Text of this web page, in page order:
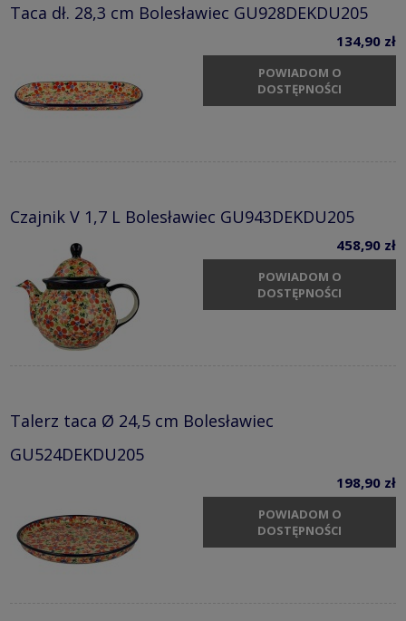
Taca dł. 28,3 cm Bolesławiec GU928DEKDU205
134,90 zł
POWIADOM O
DOSTĘPNOŚCI
Czajnik V 1,7 L Bolesławiec GU943DEKDU205
458,90 zł
POWIADOM O
DOSTĘPNOŚCI
Talerz taca Ø 24,5 cm Bolesławiec
GU524DEKDU205
198,90 zł
POWIADOM O
DOSTĘPNOŚCI